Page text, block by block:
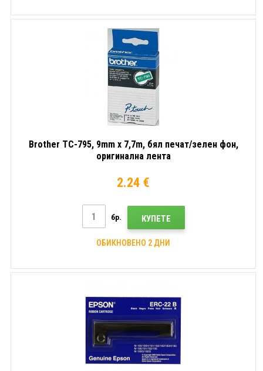
Brother TC-795, 9mm x 7,7m, бял печат/зелен фон,
оригинална лента
2.24 €
бр. КУПЕТЕ
ОБИКНОВЕНО 2 ДНИ